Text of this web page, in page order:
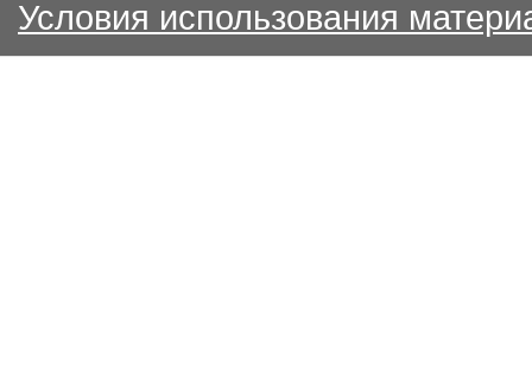
Условия использования